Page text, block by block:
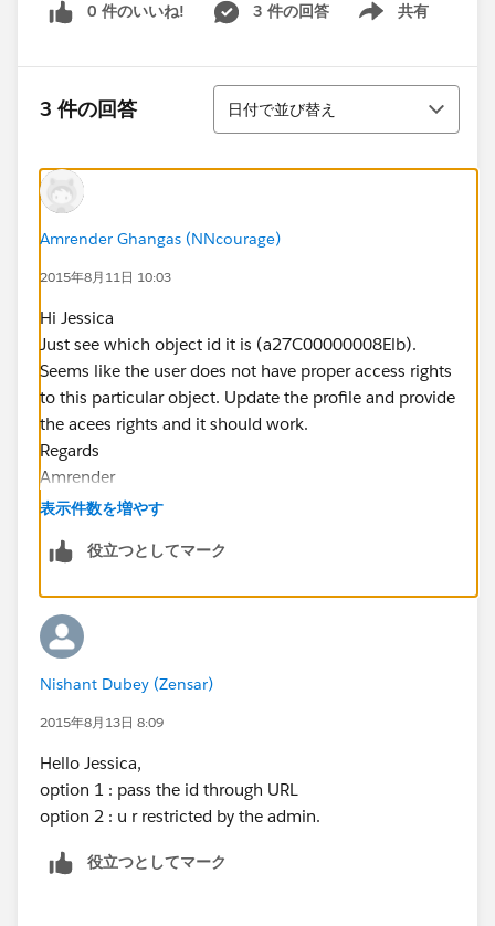
0 件のいいね! 3 件の回答 共有
Show menu
3 件の回答
並び替え
日付で並び替え
Amrender Ghangas (NNcourage)
2015年8月11日 10:03
Hi Jessica
Just see which object id it is (a27C00000008Elb).
Seems like the user does not have proper access rights
to this particular object. Update the profile and provide
the acees rights and it should work.
Regards
Amrender
表示件数を増やす
役立つとしてマーク
Nishant Dubey (Zensar)
2015年8月13日 8:09
Hello Jessica,
option 1 : pass the id through URL
option 2 : u r restricted by the admin.
役立つとしてマーク